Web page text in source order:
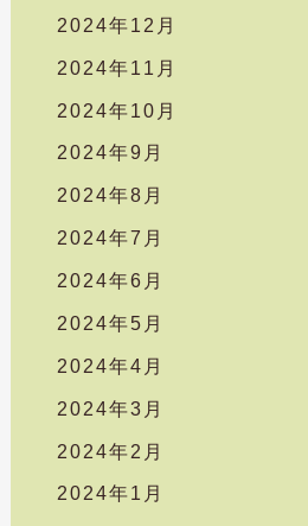
2024年12月
2024年11月
2024年10月
2024年9月
2024年8月
2024年7月
2024年6月
2024年5月
2024年4月
2024年3月
2024年2月
2024年1月